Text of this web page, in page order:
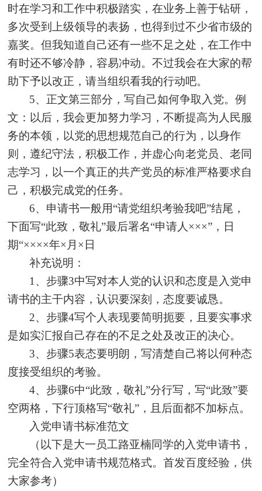
时在学习和工作中积极踏实，在业务上善于钻研，
多次受到上级领导的表扬，也得到过不少省市级的
嘉奖。但我知道自己还有一些不足之处，在工作中
有时还不够冷静，容易冲动。不过我会在大家的帮
助下予以改正，请当组织看我的行动吧。
5、正文第三部分，写自己如何争取入党。例
文：以后，我会更加努力学习，不断提高为人民服
务的本领，以党的思想规范自己的行为，以身作
则，遵纪守法，积极工作，并虚心向老党员、老同
志学习，以一个真正的共产党员的标准严格要求自
己，积极完成党的任务。
6、申请书一般用“请党组织考验我吧”结尾，
下面写“此致，敬礼”最后署名“申请人×××” ，日
期“××××年× 月 × 日
补充说明：
1、步骤3中写对本人党的认识和态度是入党申
请书的主干内容，认识要深刻，态度要诚恳。
2、步骤4写个人表现要简明扼要，且要实事求
是如实汇报自己存在的不足之处及改正的决心。
3、步骤5表态要明朗，写清楚自己将以何种态
度接受组织的考验。
4、步骤6中“此致，敬礼”分行写，写“此致”要
空两格，下行顶格写“敬礼” ，且后面都不加标点。
入党申请书标准范文
（以下是大一员工路亚楠同学的入党申请书，
完全符合入党申请书规范格式。首发百度经验，供
大家参考）